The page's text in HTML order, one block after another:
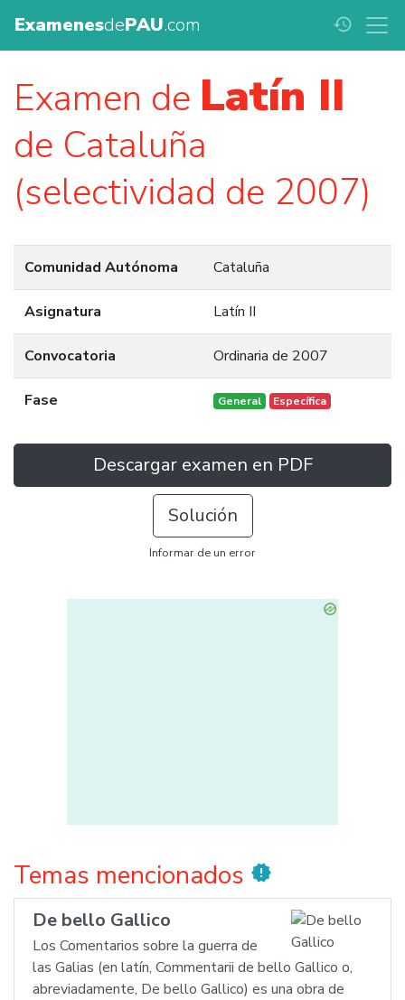
ExamenesdePAU.com history
Examen de Latín II
de Cataluña
(selectividad de 2007)
Comunidad Autónoma Cataluña
Asignatura Latín II
Convocatoria Ordinaria de 2007
Fase General Específica
Descargar examen en PDF
Solución
Informar de un error
Temas mencionados new_releases
De bello Gallico
Los Comentarios sobre la guerra de
las Galias (en latín, Commentarii de bello Gallico o,
abreviadamente, De bello Gallico) es una obra de